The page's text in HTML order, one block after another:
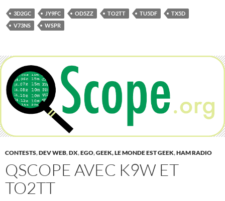
3D2GC JY9FC OD5ZZ TO2TT TU5DF
TX5D
V73NS
WSPR
CONTESTS,DEV WEB,DX,EGO,GEEK, LE MONDE EST GEEK,HAM RADIO
QSCOPE AVEC K9W ET
TO2TT